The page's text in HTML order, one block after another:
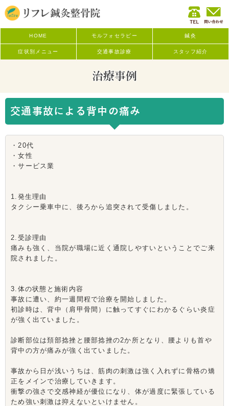
HOME モルフォセラピー 鍼灸
症状別メニュー 交通事故診療 スタッフ紹介
治療事例
交通事故による背中の痛み
・20代
・女性
・サービス業
1.発生理由
タクシー乗車中に、後ろから追突されて受傷しました。
2.受診理由
痛みも強く、当院が職場に近く通院しやすいということでご来
院されました。
3.体の状態と施術内容
事故に遭い、約一週間程で治療を開始しました。
初診時は、背中（肩甲骨間）に触ってすぐにわかるぐらい炎症
が強く出ていました。
診断部位は頚部捻挫と腰部捻挫の2か所となり、腰よりも首や
背中の方が痛みが強く出ていました。
事故から日が浅いうちは、筋肉の刺激は強く入れずに骨格の矯
正をメインで治療していきます。
衝撃の強さで交感神経が優位になり、体が過度に緊張している
ため強い刺激は抑えないといけません。